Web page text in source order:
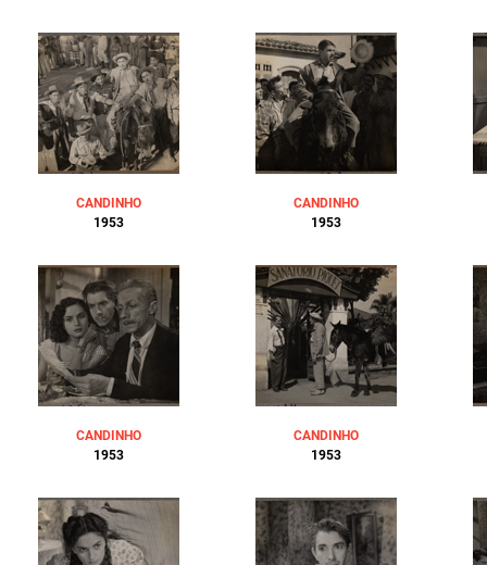
CANDINHO
1953
CANDINHO
1953
CANDINHO
1953
CANDINHO
1953